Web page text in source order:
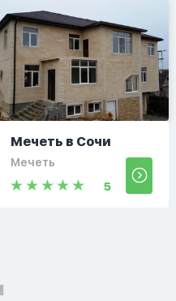
Мечеть в Сочи
Мечеть
5